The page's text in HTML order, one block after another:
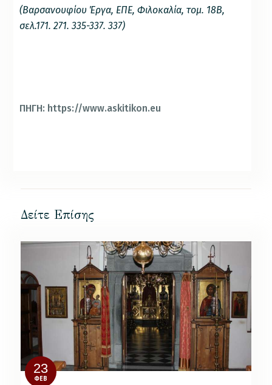
(Βαρσανουφίου Έργα, ΕΠΕ, Φιλοκαλία, τομ. 18Β,
σελ.171. 271. 335-337. 337)
ΠΗΓΗ: https://www.askitikon.eu
Δείτε Επίσης
23
ΦΕΒ